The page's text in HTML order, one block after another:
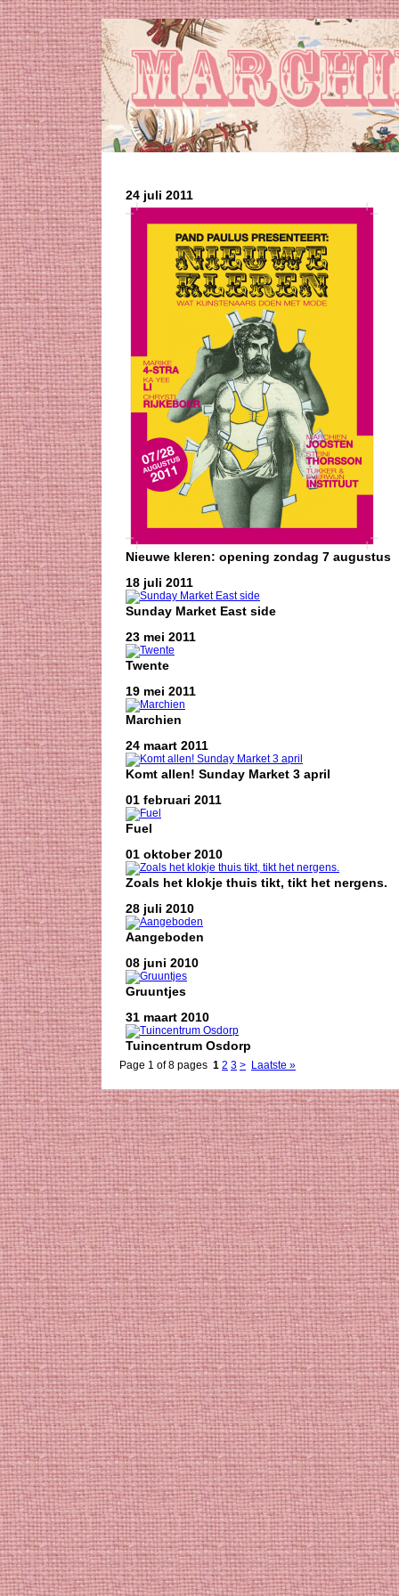
24 juli 2011
Nieuwe kleren: opening zondag 7 augustus
18 juli 2011
Sunday Market East side
23 mei 2011
Twente
19 mei 2011
Marchien
24 maart 2011
Komt allen! Sunday Market 3 april
01 februari 2011
Fuel
01 oktober 2010
Zoals het klokje thuis tikt, tikt het nergens.
28 juli 2010
Aangeboden
08 juni 2010
Gruuntjes
31 maart 2010
Tuincentrum Osdorp
Page 1 of 8 pages 1 2 3 > Laatste »